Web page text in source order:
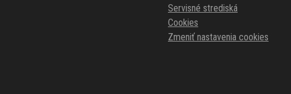
Servisné strediská
Cookies
Zmeniť nastavenia cookies